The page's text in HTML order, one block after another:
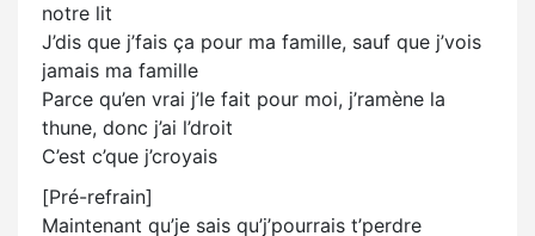
notre lit
J’dis que j’fais ça pour ma famille, sauf que j’vois
jamais ma famille
Parce qu’en vrai j’le fait pour moi, j’ramène la
thune, donc j’ai l’droit
C’est c’que j’croyais
[Pré-refrain]
Maintenant qu’je sais qu’j’pourrais t’perdre